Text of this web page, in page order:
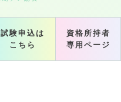
試験申込は
こちら
資格所持者
専用ページ